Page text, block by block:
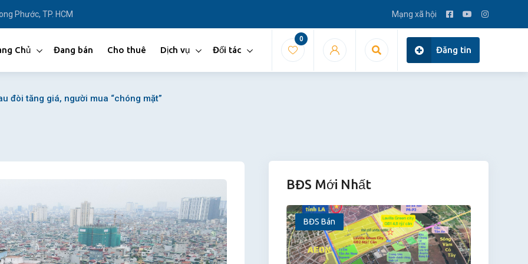
Phước, TP. HCM Mạng xã hội
Chủ Đang bán Cho thuê Dịch vụ Đối tác
0
Đăng tin
đòi tăng giá, người mua “chóng mặt”
BĐS Mới Nhất
BĐS Bán